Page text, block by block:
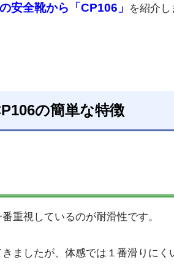
安全靴から「CP106」 を紹介し
の簡単な特徴
重視しているのが耐滑性です。
ましたが、体感では１番滑りにく